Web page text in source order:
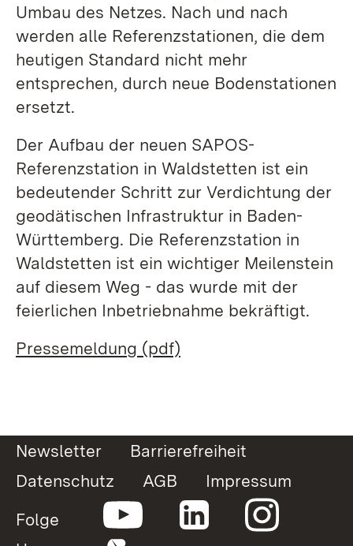
Umbau des Netzes. Nach und nach
werden alle Referenzstationen, die dem
heutigen Standard nicht mehr
entsprechen, durch neue Bodenstationen
ersetzt.
Der Aufbau der neuen SAPOS-
Referenzstation in Waldstetten ist ein
bedeutender Schritt zur Verdichtung der
geodätischen Infrastruktur in Baden-
Württemberg. Die Referenzstation in
Waldstetten ist ein wichtiger Meilenstein
auf diesem Weg - das wurde mit der
feierlichen Inbetriebnahme bekräftigt.
Pressemeldung (pdf)
Newsletter
Barrierefreiheit
Datenschutz
AGB
Impressum
Folge